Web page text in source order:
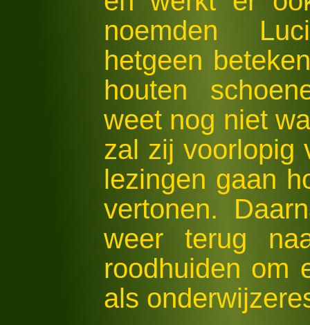
noemden
hetgeen
houten
weet nog niet
zal zij voorlopig
lezingen gaan
vertonen.
weer terug
roodhuiden om
als